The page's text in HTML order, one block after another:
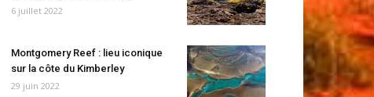
6 juillet 2022
Montgomery Reef : lieu iconique
sur la côte du Kimberley
29 juin 2022